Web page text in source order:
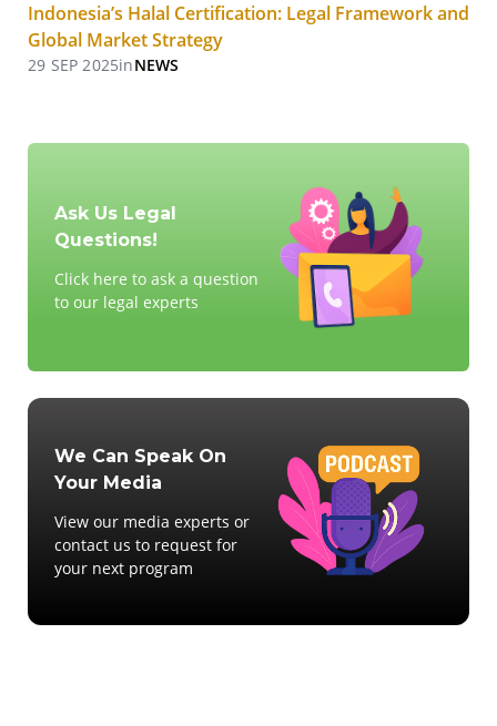
Indonesia’s Halal Certification: Legal Framework and
Global Market Strategy
29 SEP 2025inNEWS
Ask Us Legal
Questions!
Click here to ask a question
to our legal experts
We Can Speak On
Your Media
View our media experts or
contact us to request for
your next program